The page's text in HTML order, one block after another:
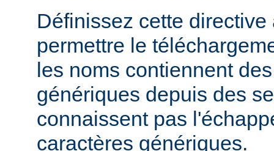
Définissez cette directive
permettre le
les noms contiennent
génériques depuis des
connaissent pas
caractères génériques.